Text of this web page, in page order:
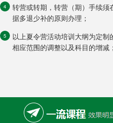
4
转营或转期，转营（期）手续
据多退少补的原则办理；
5
以上夏令营活动培训大纲为定
相应范围的调整以及科目的增减；